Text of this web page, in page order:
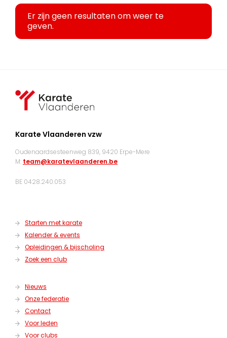
Er zijn geen resultaten om weer te
geven.
Karate Vlaanderen vzw
Oudenaardsesteenweg 839, 9420 Erpe-Mere
M: team@karatevlaanderen.be
BE 0428.240.053
Starten met karate
Kalender & events
Opleidingen & bijscholing
Zoek een club
Nieuws
Onze federatie
Contact
Voor leden
Voor clubs